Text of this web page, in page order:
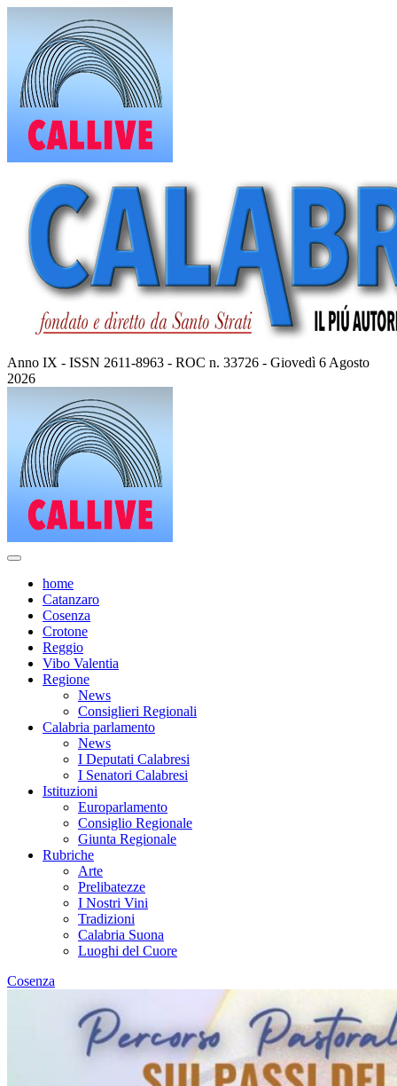
contenuto
Anno IX - ISSN 2611-8963 - ROC n. 33726 - Giovedì 6 Agosto
2026
home
Catanzaro
Cosenza
Crotone
Reggio
Vibo Valentia
Regione
News
Consiglieri Regionali
Calabria parlamento
News
I Deputati Calabresi
I Senatori Calabresi
Istituzioni
Europarlamento
Consiglio Regionale
Giunta Regionale
Rubriche
Arte
Prelibatezze
I Nostri Vini
Tradizioni
Calabria Suona
Luoghi del Cuore
Cosenza